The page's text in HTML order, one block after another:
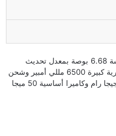
Vivo Y31 5G هاتف يجمع اتصال 5G مع شاشة 6.68 بوصة بمعدل تحديث
120Hz ومعالج Snapdragon 4 Gen 2 وبطارية كبيرة 6500 مللي أمبير وشحن
سريع 44 واط، مع ذاكرة 256 جيجا بايت و8 جيجا رام وكاميرا أساسية 50 ميجا